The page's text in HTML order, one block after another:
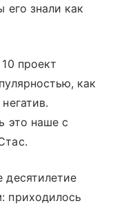
его знали как
проект
как
это наше с
десятилетие
приходилось